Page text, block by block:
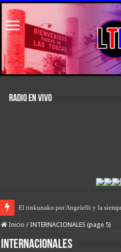
RADIO EN VIVO
El primer encuentro de “Rodanteros
Inicio / INTERNACIONALES (page 5)
INTERNACIONALES